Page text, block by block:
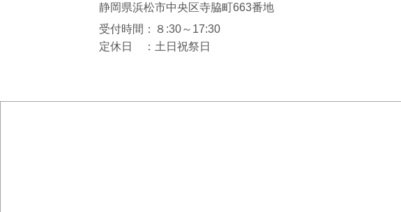
静岡県浜松市中央区寺脇町663番地
受付時間：８:30～17:30
定休日 ：土日祝祭日